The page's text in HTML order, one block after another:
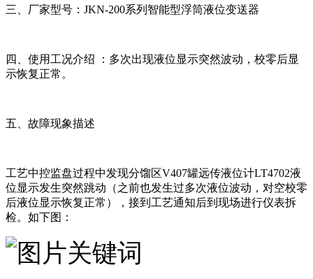
三、厂家型号：JKN-200系列 智能型浮筒液位变送器
四、使用工况介绍 ：多次出现液位显示突然波动，校零后显
示恢复正常。
五、故障现象描述
工艺中控监盘过程中发现分馏区V407罐远传液位计LT4702液
位显示发生突然跳动（之前也发生过多次液位波动，对空校零
后液位显示恢复正常），接到工艺通知后到现场进行仪表拆
检。如下图：